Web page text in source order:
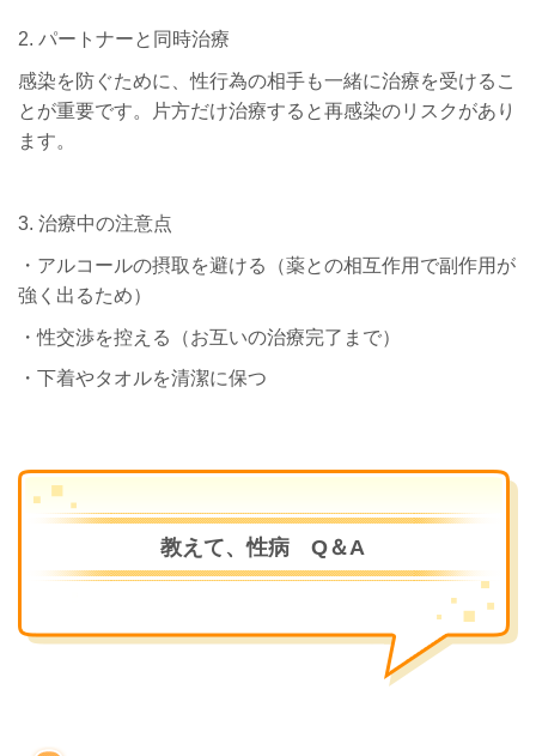
2. パートナーと同時治療
感染を防ぐために、性行為の相手も一緒に治療を受けるこ
とが重要です。片方だけ治療すると再感染のリスクがあり
ます。
3. 治療中の注意点
・アルコールの摂取を避ける（薬との相互作用で副作用が
強く出るため）
・性交渉を控える（お互いの治療完了まで）
・下着やタオルを清潔に保つ
教えて、性病 Q＆A